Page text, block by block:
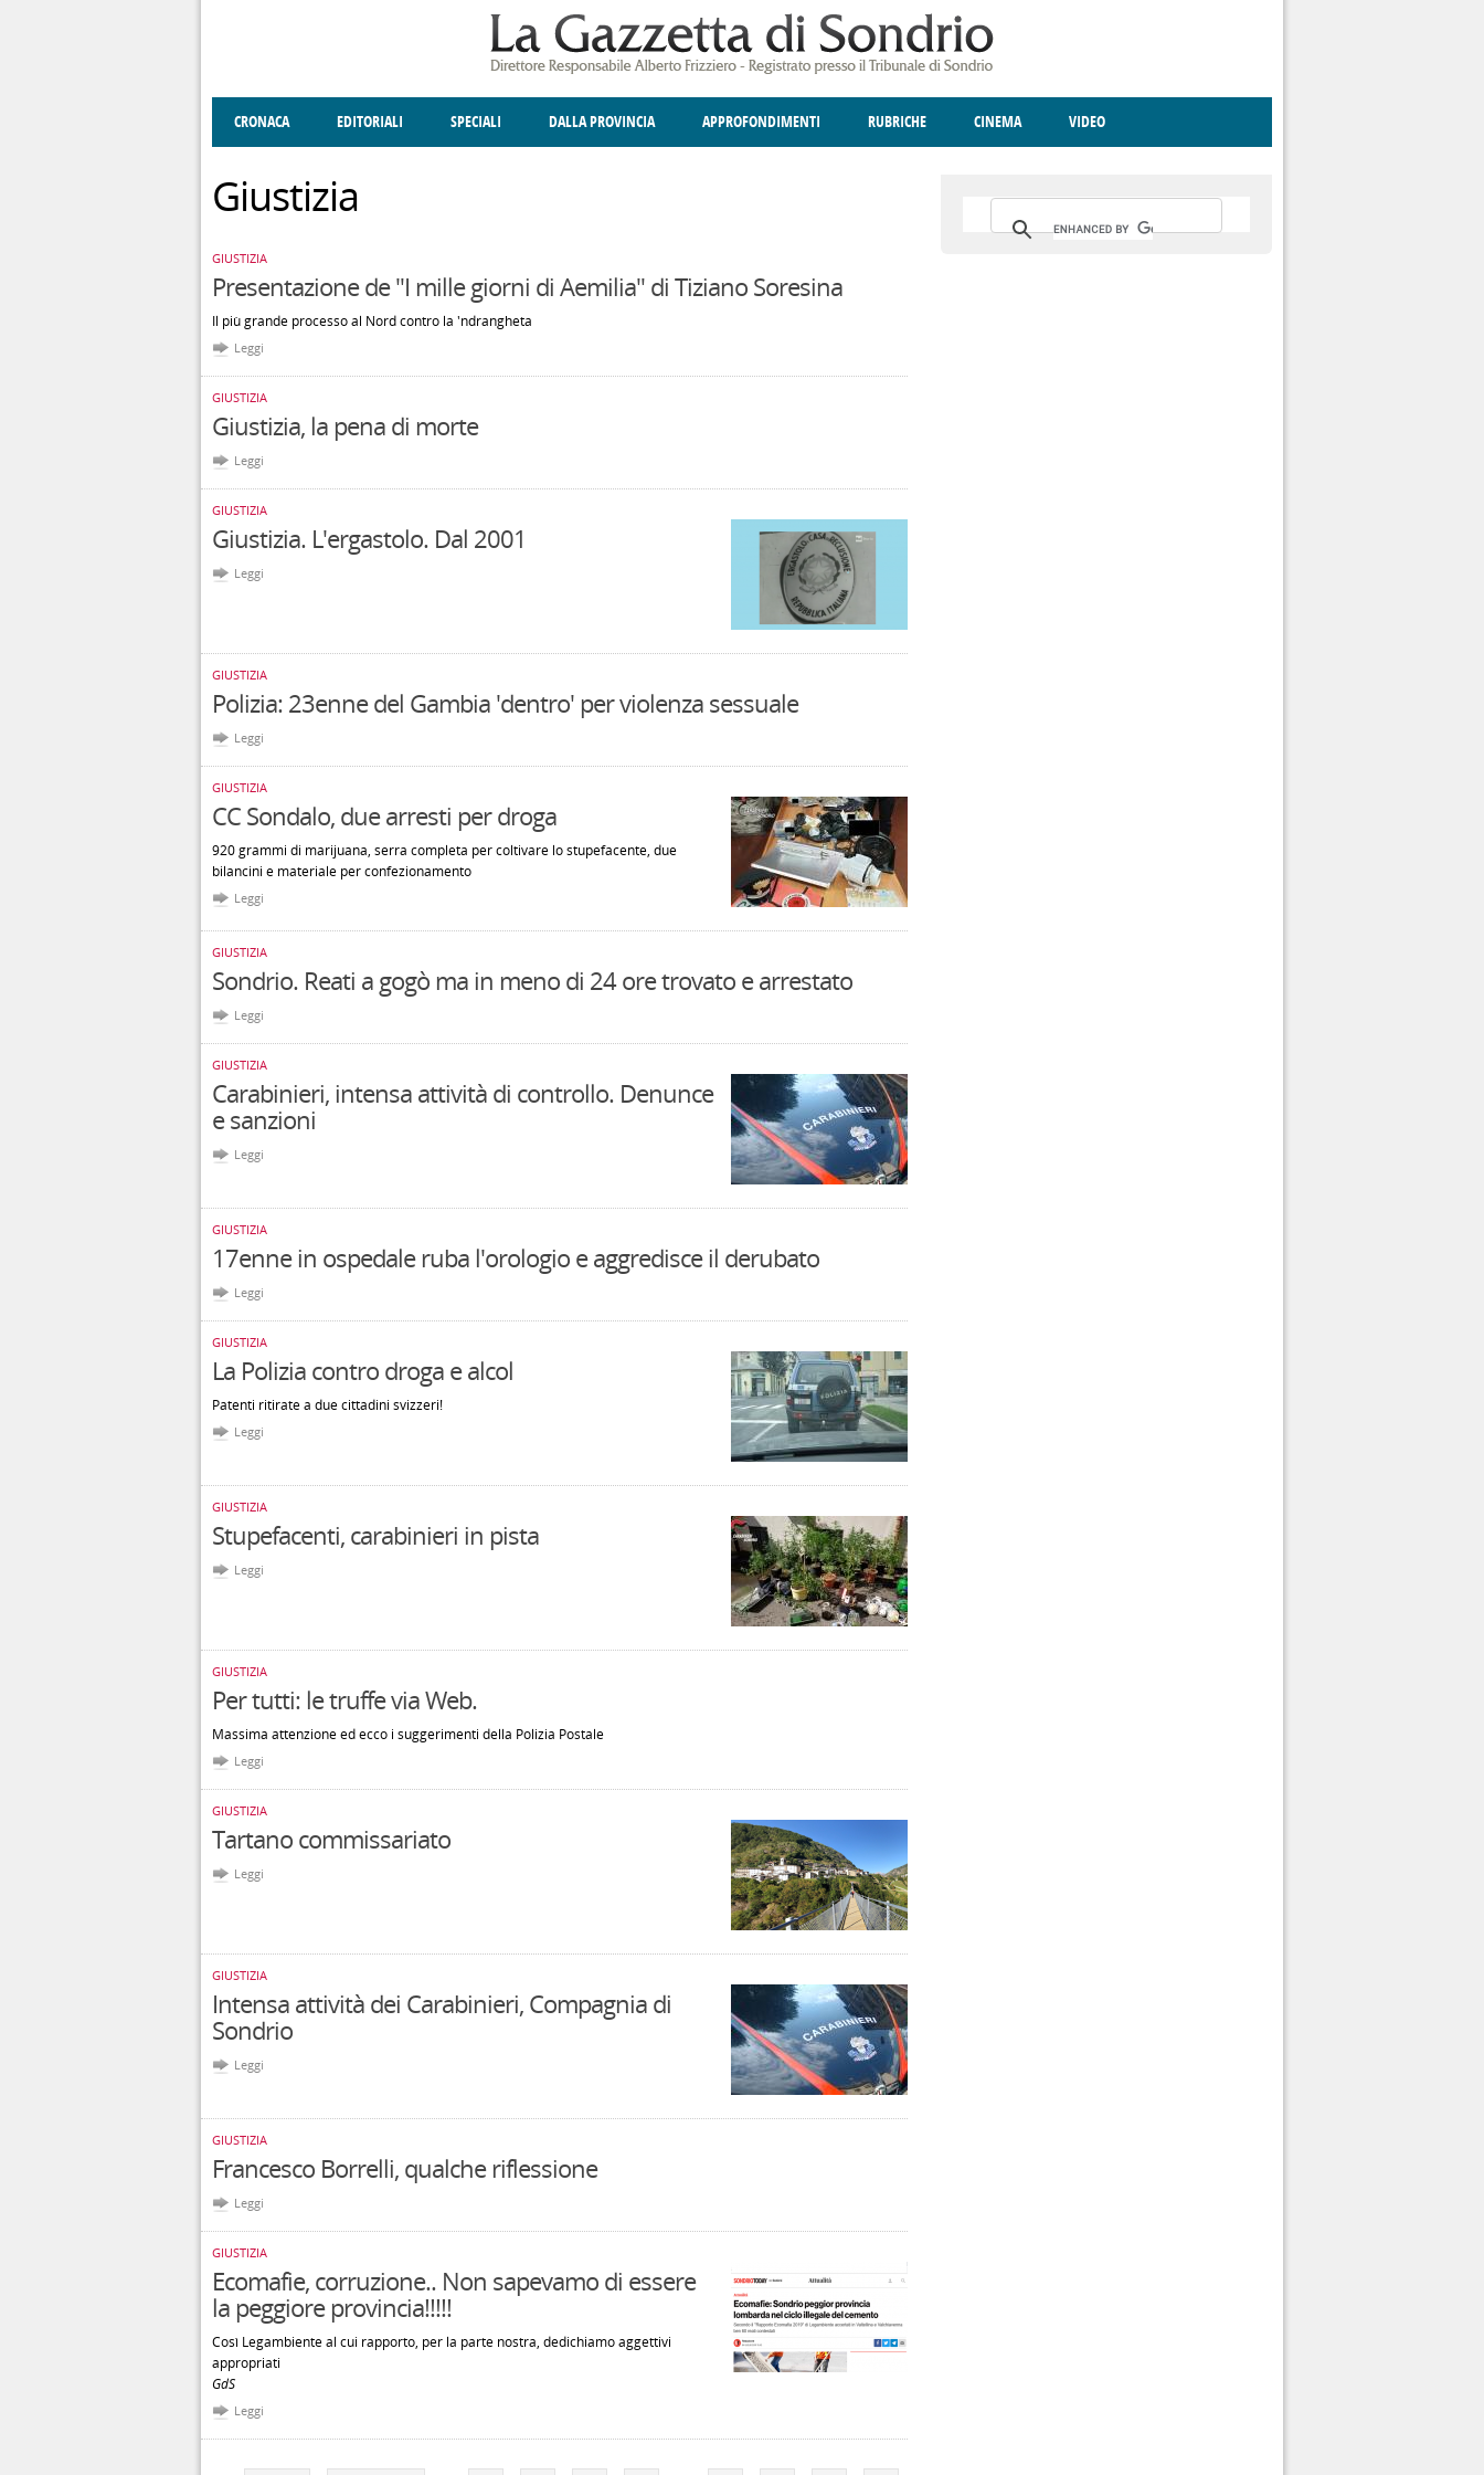
CRONACA EDITORIALI SPECIALI DALLA PROVINCIA APPROFONDIMENTI RUBRICHE CINEMA VIDEO
Giustizia
GIUSTIZIA
Presentazione de "I mille giorni di Aemilia" di Tiziano Soresina
Il più grande processo al Nord contro la 'ndrangheta
Leggi
GIUSTIZIA
Giustizia, la pena di morte
Leggi
GIUSTIZIA
Giustizia. L'ergastolo. Dal 2001
Leggi
GIUSTIZIA
Polizia: 23enne del Gambia 'dentro' per violenza sessuale
Leggi
GIUSTIZIA
CC Sondalo, due arresti per droga
920 grammi di marijuana, serra completa per coltivare lo stupefacente, due
bilancini e materiale per confezionamento
Leggi
GIUSTIZIA
Sondrio. Reati a gogò ma in meno di 24 ore trovato e arrestato
Leggi
GIUSTIZIA
Carabinieri, intensa attività di controllo. Denunce
e sanzioni
Leggi
GIUSTIZIA
17enne in ospedale ruba l'orologio e aggredisce il derubato
Leggi
GIUSTIZIA
La Polizia contro droga e alcol
Patenti ritirate a due cittadini svizzeri!
Leggi
GIUSTIZIA
Stupefacenti, carabinieri in pista
Leggi
GIUSTIZIA
Per tutti: le truffe via Web.
Massima attenzione ed ecco i suggerimenti della Polizia Postale
Leggi
GIUSTIZIA
Tartano commissariato
Leggi
GIUSTIZIA
Intensa attività dei Carabinieri, Compagnia di
Sondrio
Leggi
GIUSTIZIA
Francesco Borrelli, qualche riflessione
Leggi
GIUSTIZIA
Ecomafie, corruzione.. Non sapevamo di essere
la peggiore provincia!!!!!
Così Legambiente al cui rapporto, per la parte nostra, dedichiamo aggettivi
appropriati
GdS
Leggi